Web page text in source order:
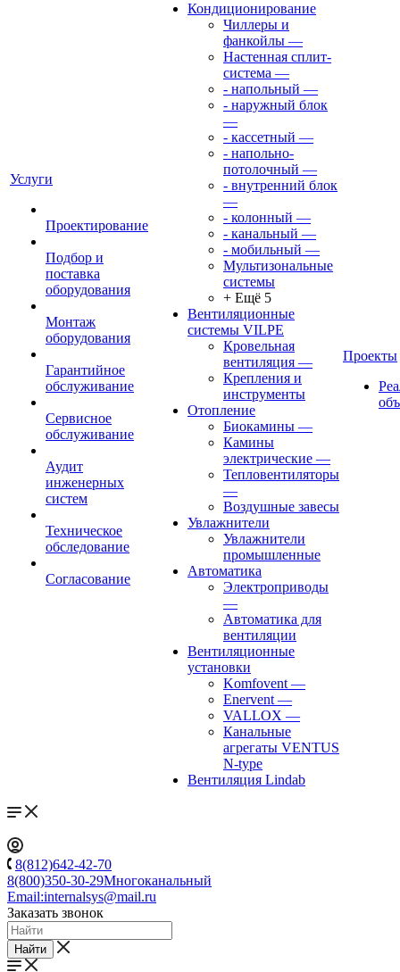
Услуги
Проектирование
Подбор и
поставка
оборудования
Монтаж
оборудования
Гарантийное
обслуживание
Сервисное
обслуживание
Аудит
инженерных
систем
Техническое
обследование
Согласование
Кондиционирование
Чиллеры и
фанкойлы —
Настенная сплит-
система —
- напольный —
- наружный блок
—
- кассетный —
- напольно-
потолочный —
- внутренний блок
—
- колонный —
- канальный —
- мобильный —
Мультизональные
системы
+ Ещё 5
Вентиляционные
системы VILPE
Кровельная
вентиляция —
Крепления и
инструменты
Отопление
Биокамины —
Камины
электрические —
Тепловентиляторы
—
Воздушные завесы
Увлажнители
Увлажнители
промышленные
Автоматика
Электроприводы
—
Автоматика для
вентиляции
Вентиляционные
установки
Komfovent —
Enervent —
VALLOX —
Канальные
агрегаты VENTUS
N-type
Вентиляция Lindab
Проекты
8(812)642-42-70
8(800)350-30-29Многоканальный
Email:internalsys@mail.ru
Заказать звонок
Найти